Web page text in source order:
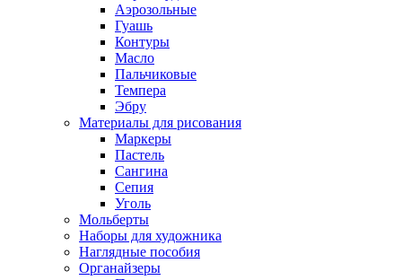
Аэрозольные
Гуашь
Контуры
Масло
Пальчиковые
Темпера
Эбру
Материалы для рисования
Маркеры
Пастель
Сангина
Сепия
Уголь
Мольберты
Наборы для художника
Наглядные пособия
Органайзеры